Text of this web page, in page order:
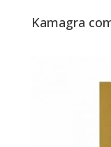
Kamagra